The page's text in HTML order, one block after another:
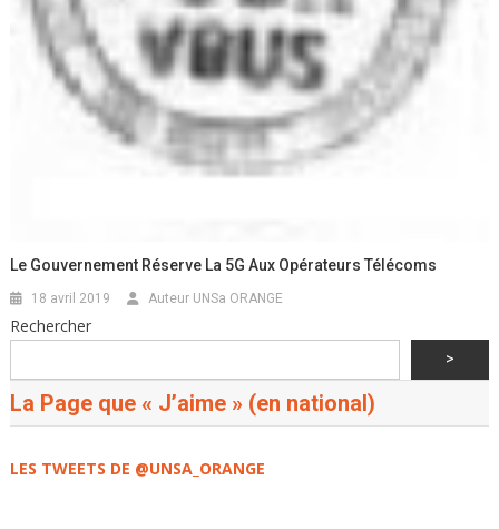
Le Gouvernement Réserve La 5G Aux Opérateurs Télécoms
18 avril 2019 Auteur UNSa ORANGE
Rechercher
>
La Page que « J’aime » (en national)
LES TWEETS DE @UNSA_ORANGE